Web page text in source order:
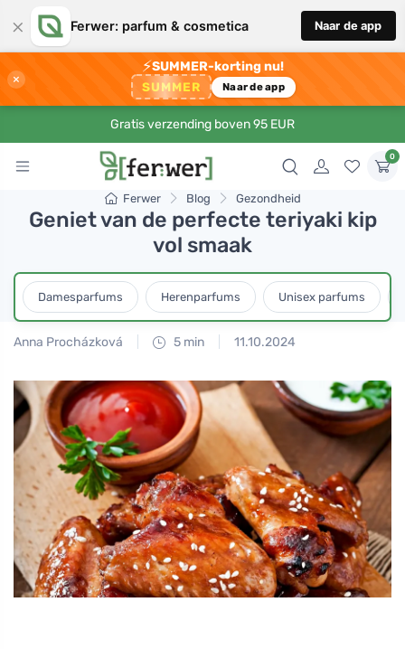
× Ferwer: parfum & cosmetica Naar de app
×
⚡SUMMER-korting nu!
SUMMER Naar de app
Gratis verzending boven 95 EUR
0
Ferwer Blog Gezondheid
Geniet van de perfecte teriyaki kip
vol smaak
Damesparfums Herenparfums Unisex parfums
Anna Procházková 5 min 11.10.2024